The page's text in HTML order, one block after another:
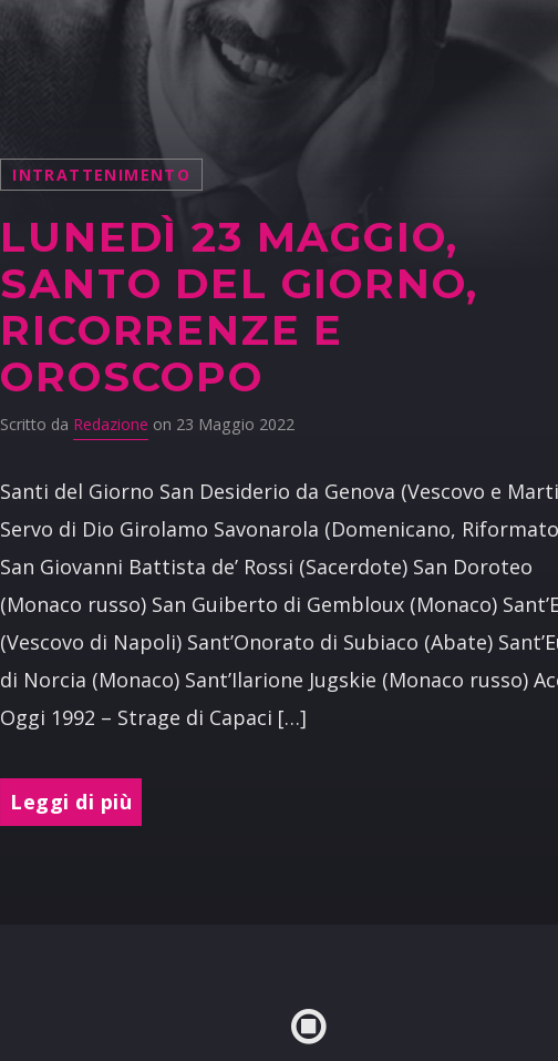
INTRATTENIMENTO
LUNEDÌ 23 MAGGIO,
SANTO DEL GIORNO,
RICORRENZE E
OROSCOPO
Scritto da Redazione on 23 Maggio 2022
Santi del Giorno San Desiderio da Genova (Vescovo e
Servo di Dio Girolamo Savonarola (Domenicano,
San Giovanni Battista de’ Rossi (Sacerdote) San Doroteo
(Monaco russo) San Guiberto di Gembloux (Monaco)
(Vescovo di Napoli) Sant’Onorato di Subiaco (Abate)
di Norcia (Monaco) Sant’Ilarione Jugskie (Monaco russo)
Oggi 1992 – Strage di Capaci […]
Leggi di più